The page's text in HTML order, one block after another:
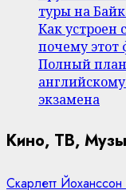
туры на
Как
почему этот
Полный
экзамена
Кино, ТВ,
Скарлетт